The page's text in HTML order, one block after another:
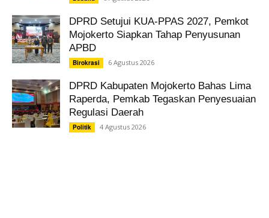
DPRD Setujui KUA-PPAS 2027, Pemkot
Mojokerto Siapkan Tahap Penyusunan
APBD
Birokrasi 6 Agustus 2026
DPRD Kabupaten Mojokerto Bahas Lima
Raperda, Pemkab Tegaskan Penyesuaian
Regulasi Daerah
Politik 4 Agustus 2026